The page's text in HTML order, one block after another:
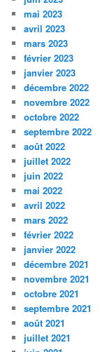
mai 2023
avril 2023
mars 2023
février 2023
janvier 2023
décembre 2022
novembre 2022
octobre 2022
septembre 2022
août 2022
juillet 2022
juin 2022
mai 2022
avril 2022
mars 2022
février 2022
janvier 2022
décembre 2021
novembre 2021
octobre 2021
septembre 2021
août 2021
juillet 2021